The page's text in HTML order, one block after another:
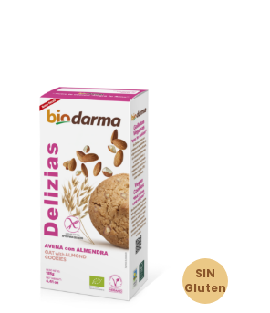
SIN
Gluten